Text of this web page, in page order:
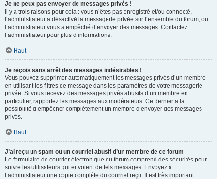
Je ne peux pas envoyer de messages privés !
Il y a trois raisons pour cela : vous n’êtes pas enregistré et/ou connecté,
l’administrateur a désactivé la messagerie privée sur l’ensemble du forum, ou
l’administrateur vous a empêché d’envoyer des messages. Contactez
l’administrateur pour plus d’informations.
Haut
Je reçois sans arrêt des messages indésirables !
Vous pouvez supprimer automatiquement les messages privés d’un membre
en utilisant les filtres de message dans les paramètres de votre messagerie
privée. Si vous recevez des messages privés abusifs d’un membre en
particulier, rapportez les messages aux modérateurs. Ce dernier a la
possibilité d’empêcher complètement un membre d’envoyer des messages
privés.
Haut
J’ai reçu un spam ou un courriel abusif d’un membre de ce forum !
Le formulaire de courrier électronique du forum comprend des sécurités pour
suivre les utilisateurs qui envoient de tels messages. Envoyez à
l’administrateur une copie complète du courriel reçu. Il est très important